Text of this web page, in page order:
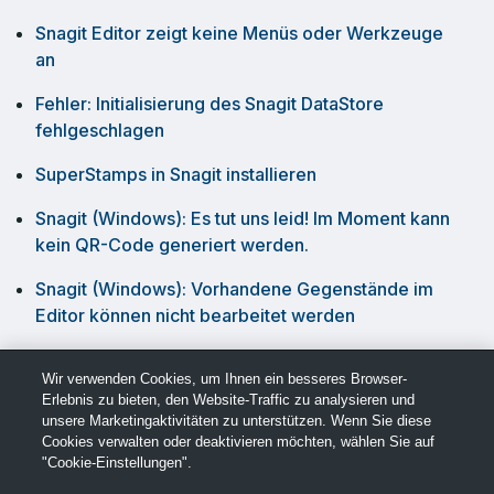
Snagit Editor zeigt keine Menüs oder Werkzeuge
an
Fehler: Initialisierung des Snagit DataStore
fehlgeschlagen
SuperStamps in Snagit installieren
Snagit (Windows): Es tut uns leid! Im Moment kann
kein QR-Code generiert werden.
Snagit (Windows): Vorhandene Gegenstände im
Editor können nicht bearbeitet werden
angezeigt
Wir verwenden Cookies, um Ihnen ein besseres Browser-
Erlebnis zu bieten, den Website-Traffic zu analysieren und
unsere Marketingaktivitäten zu unterstützen. Wenn Sie diese
Cookies verwalten oder deaktivieren möchten, wählen Sie auf
"Cookie-Einstellungen".